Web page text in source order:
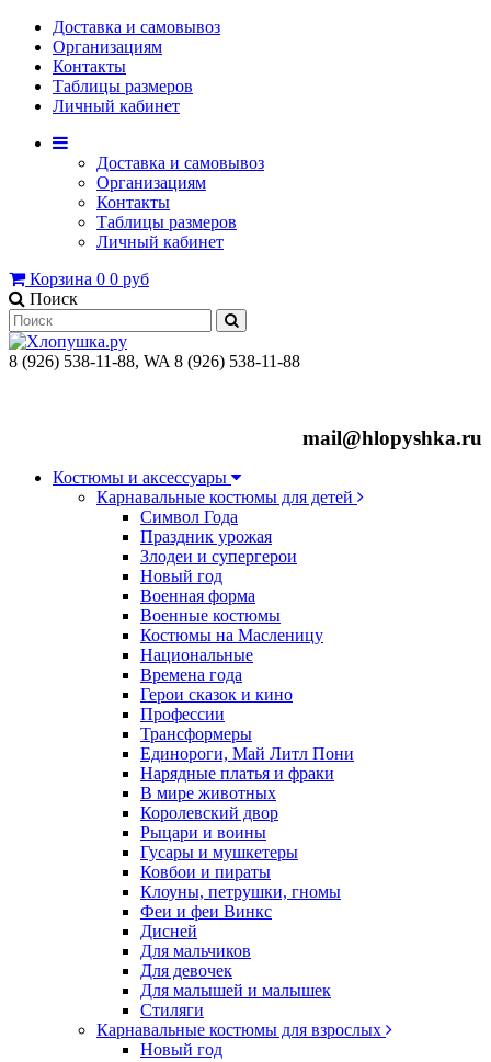
Доставка и самовывоз
Организациям
Контакты
Таблицы размеров
Личный кабинет
Доставка и самовывоз
Организациям
Контакты
Таблицы размеров
Личный кабинет
Корзина 0 0 руб
Поиск
8 (926) 538-11-88, WA 8 (926) 538-11-88
mail@hlopyshka.ru
Костюмы и аксессуары
Карнавальные костюмы для детей
Символ Года
Праздник урожая
Злодеи и супергерои
Новый год
Военная форма
Военные костюмы
Костюмы на Масленицу
Национальные
Времена года
Герои сказок и кино
Профессии
Трансформеры
Единороги, Май Литл Пони
Нарядные платья и фраки
В мире животных
Королевский двор
Рыцари и воины
Гусары и мушкетеры
Ковбои и пираты
Клоуны, петрушки, гномы
Феи и феи Винкс
Дисней
Для мальчиков
Для девочек
Для малышей и малышек
Стиляги
Карнавальные костюмы для взрослых
Новый год